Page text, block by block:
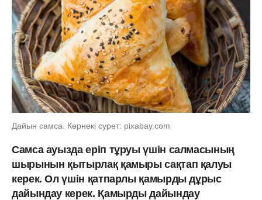
Дайын самса. Көрнекі сурет: pixabay.com
Самса ауызда еріп тұруы үшін салмасының
шырынын қытырлақ қамыры сақтап қалуы
керек. Ол үшін қатпарлы қамырды дұрыс
дайындау керек. Қамырды дайындау